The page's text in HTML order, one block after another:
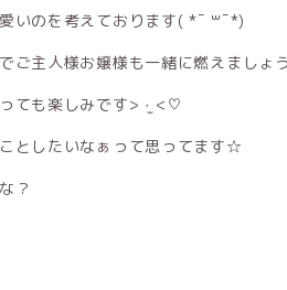
いのを考えております( *¯ ꒳¯*)
ご主人様お嬢様も一緒に燃えましょ
ても楽しみです> ·̫ <♡
としたいなぁって思ってます☆
？